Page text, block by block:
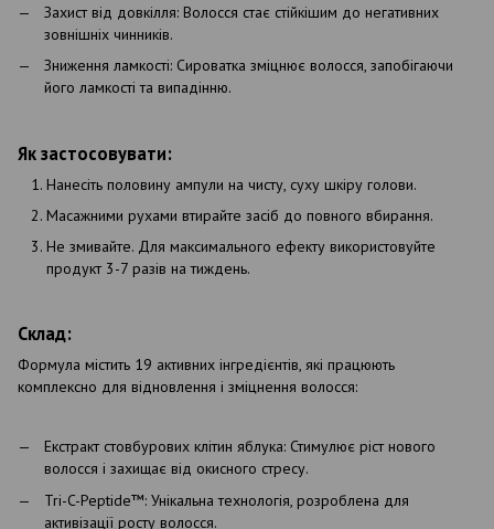
Захист від довкілля: Волосся стає стійкішим до негативних
зовнішніх чинників.
Зниження ламкості: Сироватка зміцнює волосся, запобігаючи
його ламкості та випадінню.
Як застосовувати:
Нанесіть половину ампули на чисту, суху шкіру голови.
Масажними рухами втирайте засіб до повного вбирання.
Не змивайте. Для максимального ефекту використовуйте
продукт 3-7 разів на тиждень.
Склад:
Формула містить 19 активних інгредієнтів, які працюють
комплексно для відновлення і зміцнення волосся:
Екстракт стовбурових клітин яблука: Стимулює ріст нового
волосся і захищає від окисного стресу.
Tri-C-Peptide™: Унікальна технологія, розроблена для
активізації росту волосся.